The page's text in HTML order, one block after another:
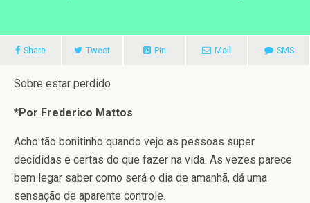
Share Tweet Pin Mail SMS
Sobre estar perdido
*Por Frederico Mattos
Acho tão bonitinho quando vejo as pessoas super
decididas e certas do que fazer na vida. As vezes parece
bem legar saber como será o dia de amanhã, dá uma
sensação de aparente controle.